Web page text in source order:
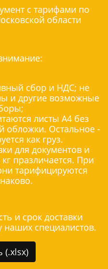
с тарифами по
области
сбор и НДС; не
и другие возможные
листы А4 без
обложки. Остальное -
как груз.
для документов и
празличается. При
тарифицируются
и срок доставки
наших специалистов.
(.xlsx)